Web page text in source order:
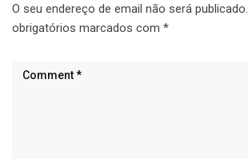
O seu endereço de email não será publicado.
obrigatórios marcados com *